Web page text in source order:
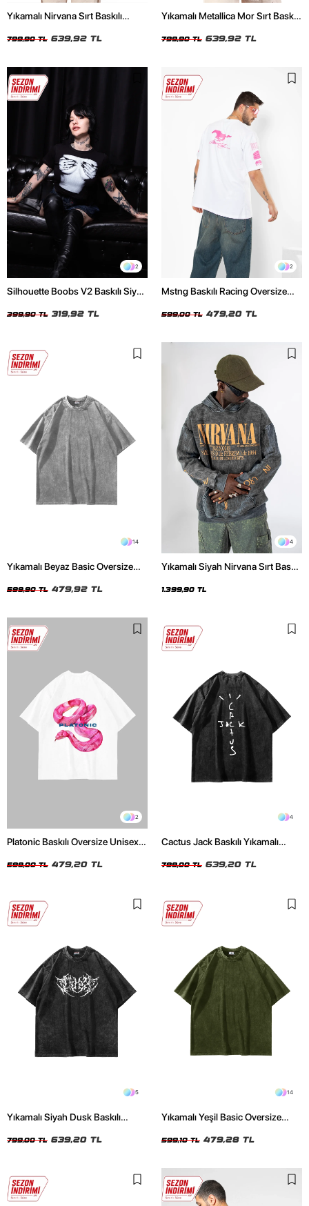
Yıkamalı Nirvana Sırt Baskılı
799,90 TL 639,92 TL
Yıkamalı Metallica Mor Sırt Baskılı
799,90 TL 639,92 TL
2
Silhouette Boobs V2 Baskılı Siyah
399,90 TL 319,92 TL
2
Mstng Baskılı Racing Oversize
599,00 TL 479,20 TL
14
Yıkamalı Beyaz Basic Oversize
599,90 TL 479,92 TL
4
Yıkamalı Siyah Nirvana Sırt Baskılı
1.399,90 TL
2
Platonic Baskılı Oversize Unisex
599,00 TL 479,20 TL
4
Cactus Jack Baskılı Yıkamalı
799,00 TL 639,20 TL
5
Yıkamalı Siyah Dusk Baskılı
799,00 TL 639,20 TL
14
Yıkamalı Yeşil Basic Oversize
599,10 TL 479,28 TL